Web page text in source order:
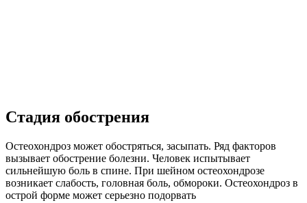
Стадия обострения
Остеохондроз может обостряться, засыпать. Ряд факторов
вызывает обострение болезни. Человек испытывает
сильнейшую боль в спине. При шейном остеохондрозе
возникает слабость, головная боль, обмороки. Остеохондроз в
острой форме может серьезно подорвать